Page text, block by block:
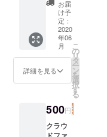
セージ
をお届
けいた
しま
す。
お届
け予
定：
2020
年06
月
詳細を見る
こ
の
リ
タ
ー
ン
を
選
択
す
る
500円
クラウ